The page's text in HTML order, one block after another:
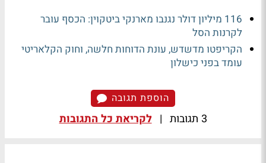
116 מיליון דולר נגנבו מארנקי ביטקוין: הכסף עובר
לקרנות הסל
הקריפטו מדשדש, עונת הדוחות חלשה, וחוק הקלאריטי
עומד בפני כישלון
הוספת תגובה
3 תגובות | לקריאת כל התגובות